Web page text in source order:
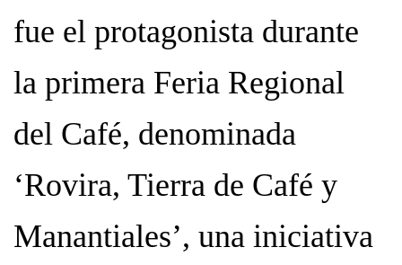
fue el protagonista durante
la primera Feria Regional
del Café, denominada
‘Rovira, Tierra de Café y
Manantiales’, una iniciativa